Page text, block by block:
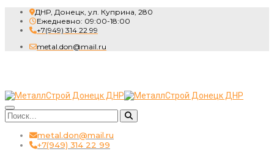
ДНР, Донецк, ул. Куприна, 280
Ежедневно: 09:00-18:00
+7(949) 314 22 99
metal.don@mail.ru
metal.don@mail.ru
+7(949) 314 22 99